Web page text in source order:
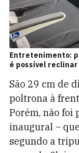
Entretenimento:
é possível
São 29 cm de
poltrona à
Porém, não foi
inaugural –
segundo a